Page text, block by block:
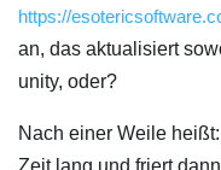
https://
an, das aktualisiert
unity, oder?
Nach einer Weile